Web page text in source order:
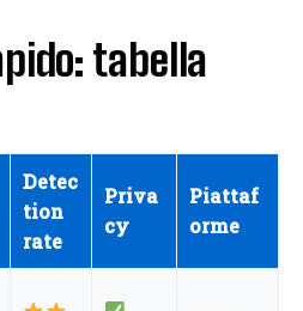
tabella
Detec
tion
rate
Priva
cy
Piattaf
orme